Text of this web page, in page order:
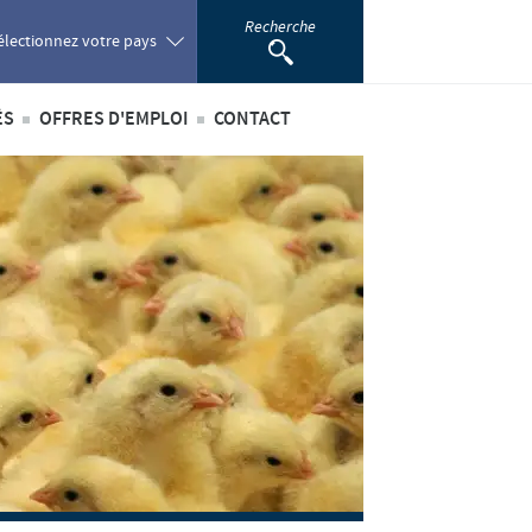
votre pays
Portugal
Russia
Africa
Spain
Recherche
internationales
au sein du Benelux
OFFRES D'EMPLOI
Offres d'emploi internationales
Offres d'emploi au sein du Benelux
CONTACT